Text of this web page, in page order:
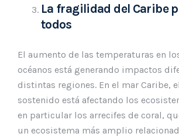
La fragilidad del Caribe
todos
El aumento de las temperaturas en
océanos está generando impactos
distintas regiones. En el mar Caribe,
sostenido está afectando los
en particular los arrecifes de coral,
un ecosistema más amplio